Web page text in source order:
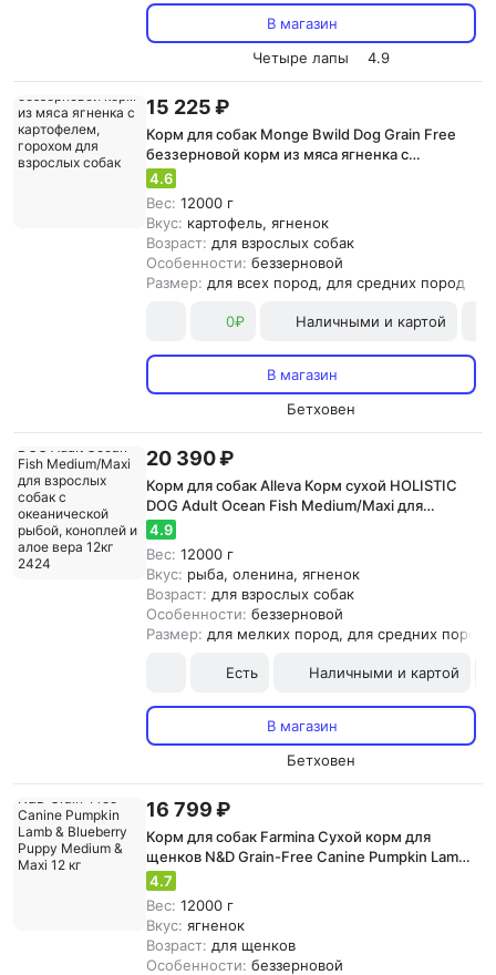
В магазин
Четыре лапы
4.9
15 225 ₽
Корм для собак Monge Bwild Dog Grain Free
беззерновой корм из мяса ягненка с
картофелем, горохом для взрослых собак
4.6
Вес: 12000 г
Вкус: картофель, ягненок
Возраст: для взрослых собак
Особенности: беззерновой
Размер: для всех пород, для средних пород
0₽ Наличными и картой
В магазин
Бетховен
20 390 ₽
Корм для собак Alleva Корм сухой HOLISTIC
DOG Adult Ocean Fish Medium/Maxi для
взрослых собак с океанической рыбой,
коноплей и алое вера 12кг 2424
4.9
Вес: 12000 г
Вкус: рыба, оленина, ягненок
Возраст: для взрослых собак
Особенности: беззерновой
Размер: для мелких пород, для средних
Есть Наличными и картой
В магазин
Бетховен
16 799 ₽
Корм для собак Farmina Сухой корм для
щенков N&D Grain-Free Canine Pumpkin Lamb
& Blueberry Puppy Medium & Maxi 12 кг
4.7
Вес: 12000 г
Вкус: ягненок
Возраст: для щенков
Особенности: беззерновой